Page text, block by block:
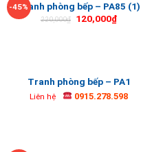
-45%Tranh phòng bếp – PA85 (1)
220,000₫ 120,000₫
Tranh phòng bếp – PA1
Liên hệ 0915.278.598